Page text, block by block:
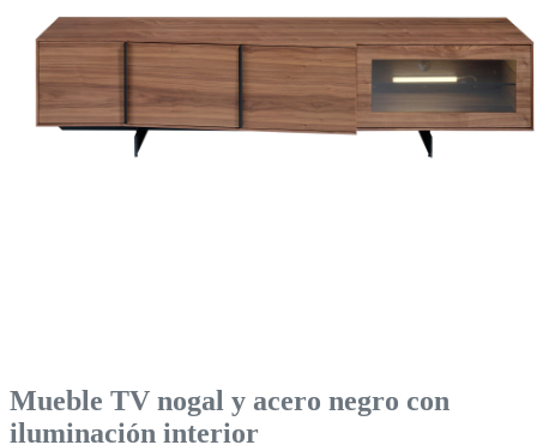
Mueble TV nogal y acero negro con
iluminación interior